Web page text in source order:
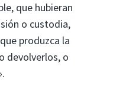
que hubieran
o custodia,
produzca la
devolverlos, o